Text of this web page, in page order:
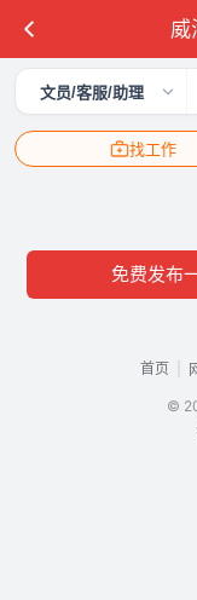
威
文员/客服/助理
找工作
免费发布
首页
©